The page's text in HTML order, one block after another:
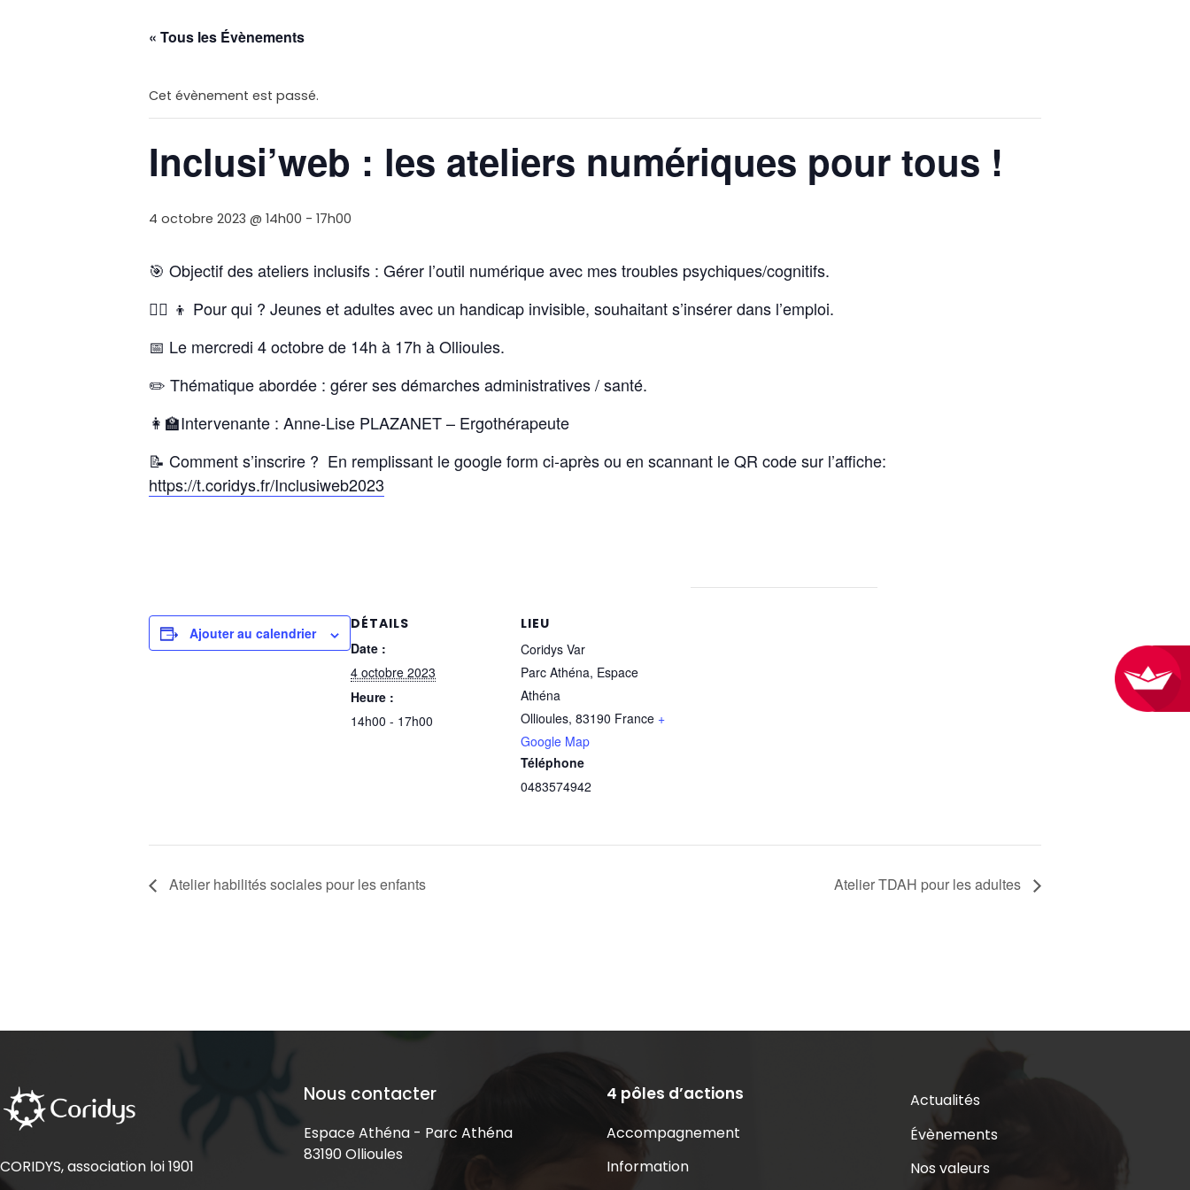
« Tous les Évènements
Cet évènement est passé.
Inclusi’web : les ateliers numériques pour tous !
4 octobre 2023 @ 14h00 - 17h00
🎯 Objectif des ateliers inclusifs : Gérer l’outil numérique avec mes troubles psychiques/cognitifs.
👱‍♀️ 👦 Pour qui ? Jeunes et adultes avec un handicap invisible, souhaitant s’insérer dans l’emploi.
📅 Le mercredi 4 octobre de 14h à 17h à Ollioules.
✏️ Thématique abordée : gérer ses démarches administratives / santé.
👩‍🏫Intervenante : Anne-Lise PLAZANET – Ergothérapeute
📝 Comment s’inscrire ? En remplissant le google form ci-après ou en scannant le QR code sur l’affiche:
https://t.coridys.fr/Inclusiweb2023
Ajouter au calendrier
DÉTAILS
Date :
4 octobre 2023
Heure :
14h00 - 17h00
LIEU
Coridys Var
Parc Athéna, Espace
Athéna
Ollioules, 83190 France +
Google Map
Téléphone
0483574942
Atelier habilités sociales pour les enfants Atelier TDAH pour les adultes
CORIDYS, association loi 1901
Nous contacter
Espace Athéna - Parc Athéna
83190 Ollioules
4 pôles d’actions
Accompagnement
Information
Actualités
Évènements
Nos valeurs